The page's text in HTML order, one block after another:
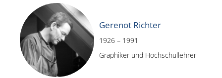
Gerenot Richter
1926 – 1991
Graphiker und Hochschullehrer